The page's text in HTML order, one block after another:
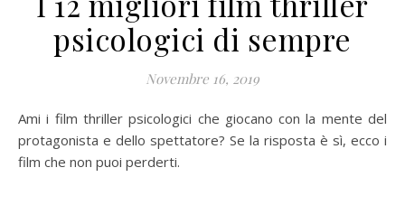
psicologici di sempre
Novembre 16, 2019
Ami i film thriller psicologici che giocano con la mente del
protagonista e dello spettatore? Se la risposta è sì, ecco i
film che non puoi perderti.